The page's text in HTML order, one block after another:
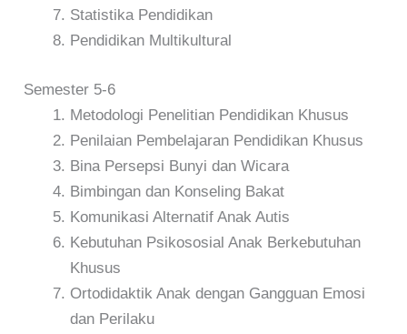
Statistika Pendidikan
Pendidikan Multikultural
Semester 5-6
Metodologi Penelitian Pendidikan Khusus
Penilaian Pembelajaran Pendidikan Khusus
Bina Persepsi Bunyi dan Wicara
Bimbingan dan Konseling Bakat
Komunikasi Alternatif Anak Autis
Kebutuhan Psikososial Anak Berkebutuhan
Khusus
Ortodidaktik Anak dengan Gangguan Emosi
dan Perilaku